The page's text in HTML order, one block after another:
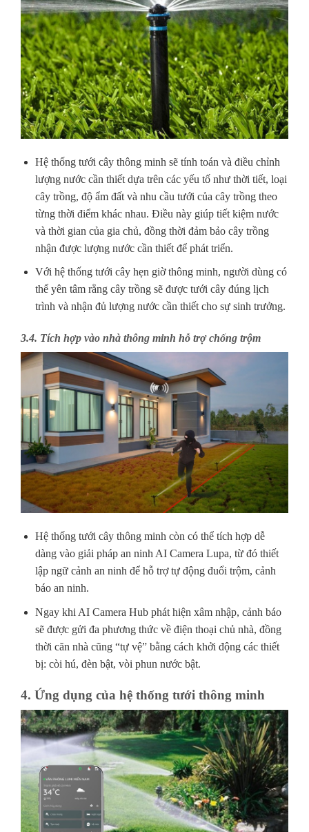
Hệ thống tưới cây thông minh sẽ tính toán và điều chỉnh
lượng nước cần thiết dựa trên các yếu tố như thời tiết, loại
cây trồng, độ ẩm đất và nhu cầu tưới của cây trồng theo
từng thời điểm khác nhau. Điều này giúp tiết kiệm nước
và thời gian của gia chủ, đồng thời đảm bảo cây trồng
nhận được lượng nước cần thiết để phát triển.
Với hệ thống tưới cây hẹn giờ thông minh, người dùng có
thể yên tâm rằng cây trồng sẽ được tưới cây đúng lịch
trình và nhận đủ lượng nước cần thiết cho sự sinh trưởng.
3.4. Tích hợp vào nhà thông minh hỗ trợ chống trộm
Hệ thống tưới cây thông minh còn có thể tích hợp dễ
dàng vào giải pháp an ninh AI Camera Lupa, từ đó thiết
lập ngữ cảnh an ninh để hỗ trợ tự động đuổi trộm, cảnh
báo an ninh.
Ngay khi AI Camera Hub phát hiện xâm nhập, cảnh báo
sẽ được gửi đa phương thức về điện thoại chủ nhà, đồng
thời căn nhà cũng “tự vệ” bằng cách khởi động các thiết
bị: còi hú, đèn bật, vòi phun nước bật.
4. Ứng dụng của hệ thống tưới thông minh